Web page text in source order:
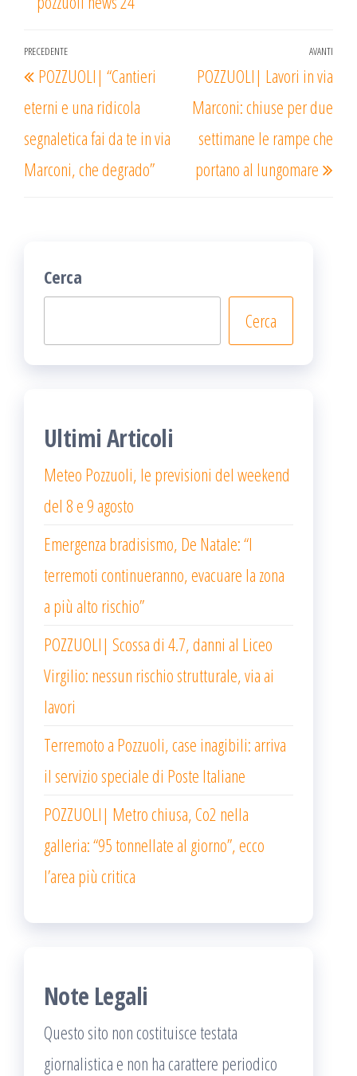
Navigazione
articoli
Articolo
precedente
PRECEDENTE
POZZUOLI| “Cantieri
eterni e una ridicola
segnaletica fai da te in via
Marconi, che degrado”
AVANTI
POZZUOLI| Lavori in via
Marconi: chiuse per due
settimane le rampe che
portano al lungomare
Cerca
Cerca
Ultimi Articoli
Meteo Pozzuoli, le previsioni del weekend
del 8 e 9 agosto
Emergenza bradisismo, De Natale: “I
terremoti continueranno, evacuare la zona
a più alto rischio”
POZZUOLI| Scossa di 4.7, danni al Liceo
Virgilio: nessun rischio strutturale, via ai
lavori
Terremoto a Pozzuoli, case inagibili: arriva
il servizio speciale di Poste Italiane
POZZUOLI| Metro chiusa, Co2 nella
galleria: “95 tonnellate al giorno”, ecco
l’area più critica
Note Legali
Questo sito non costituisce testata
giornalistica e non ha carattere periodico